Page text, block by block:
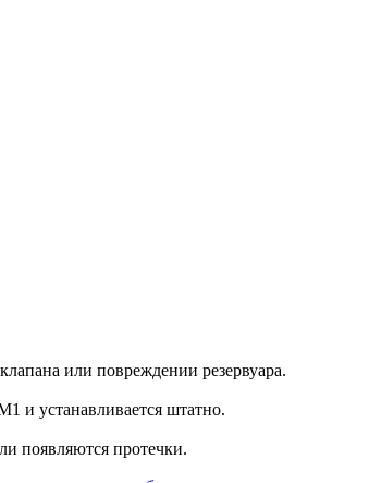
или повреждении резервуара.
и устанавливается штатно.
появляются протечки.